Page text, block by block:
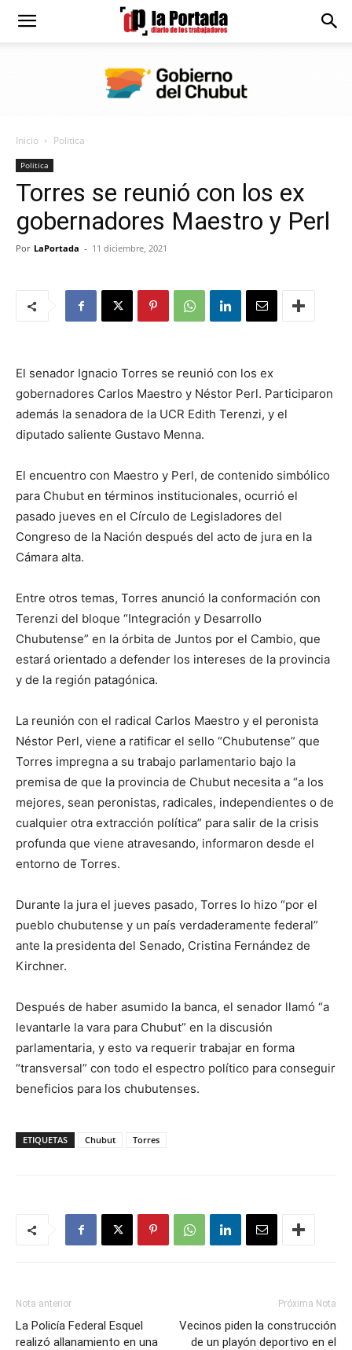
Diario
Portada
Inicio Politica
Politica
Torres se reunió con los ex
gobernadores Maestro y Perl
Por LaPortada - 11 diciembre, 2021
El senador Ignacio Torres se reunió con los ex
gobernadores Carlos Maestro y Néstor Perl. Participaron
además la senadora de la UCR Edith Terenzi, y el
diputado saliente Gustavo Menna.
El encuentro con Maestro y Perl, de contenido simbólico
para Chubut en términos institucionales, ocurrió el
pasado jueves en el Círculo de Legisladores del
Congreso de la Nación después del acto de jura en la
Cámara alta.
Entre otros temas, Torres anunció la conformación con
Terenzi del bloque “Integración y Desarrollo
Chubutense” en la órbita de Juntos por el Cambio, que
estará orientado a defender los intereses de la provincia
y de la región patagónica.
La reunión con el radical Carlos Maestro y el peronista
Néstor Perl, viene a ratificar el sello “Chubutense” que
Torres impregna a su trabajo parlamentario bajo la
premisa de que la provincia de Chubut necesita a “a los
mejores, sean peronistas, radicales, independientes o de
cualquier otra extracción política” para salir de la crisis
profunda que viene atravesando, informaron desde el
entorno de Torres.
Durante la jura el jueves pasado, Torres lo hizo “por el
pueblo chubutense y un país verdaderamente federal”
ante la presidenta del Senado, Cristina Fernández de
Kirchner.
Después de haber asumido la banca, el senador llamó “a
levantarle la vara para Chubut” en la discusión
parlamentaria, y esto va requerir trabajar en forma
“transversal” con todo el espectro político para conseguir
beneficios para los chubutenses.
ETIQUETAS Chubut Torres
Nota anterior
La Policía Federal Esquel
realizó allanamiento en una
Próxima Nota
Vecinos piden la construcción
de un playón deportivo en el